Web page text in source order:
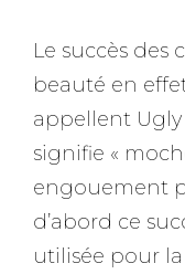
Le succès des
beauté en
appellent
signifie «
engouement
d’abord ce
utilisée pour